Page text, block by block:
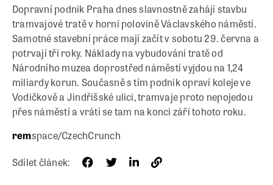
Dopravní podnik Praha dnes slavnostně zahájí stavbu
tramvajové tratě v horní polovině Václavského náměstí.
Samotné stavební práce mají začít v sobotu 29. června a
potrvají tři roky. Náklady na vybudování tratě od
Národního muzea doprostřed náměstí vyjdou na 1,24
miliardy korun. Současně s tím podnik opraví koleje ve
Vodičkově a Jindřišské ulici, tramvaje proto nepojedou
přes náměstí a vrátí se tam na konci září tohoto roku.
remspace/CzechCrunch
Sdílet článek: